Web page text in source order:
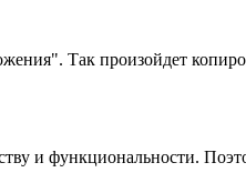
Так произойдет
и функциональности.